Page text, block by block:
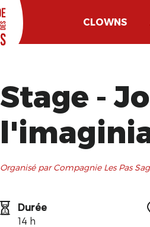
CLOWNS
Stage -
Organisé par Compagnie Les Pas
Durée
14 h